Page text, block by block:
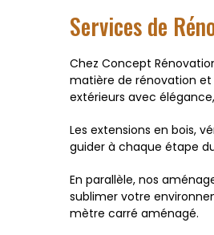
Services de
Chez Concept
matière de rénovation
extérieurs avec
Les extensions en bois,
guider à chaque étape
En parallèle, nos
sublimer votre
mètre carré aménagé.